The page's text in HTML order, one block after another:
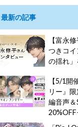
最新の記事
【富永
つきコ
の揺れ
【5/1開
リー』
編音声
20%OFF